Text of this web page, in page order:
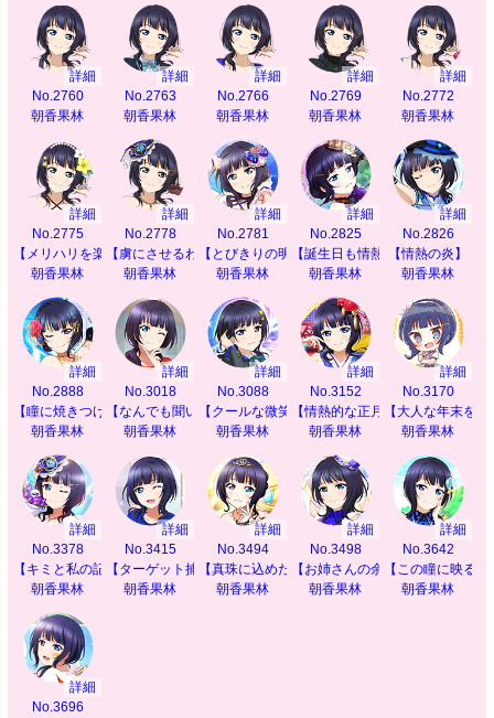
詳細
No.2760
朝香果林
詳細
No.2763
朝香果林
詳細
No.2766
朝香果林
詳細
No.2769
朝香果林
詳細
No.2772
朝香果林
詳細
No.2775
【メリハリを楽しんで】
朝香果林
詳細
No.2778
【虜にさせるわ】
朝香果林
詳細
No.2781
【とびきりの明日へ】
朝香果林
詳細
No.2825
【誕生日も情熱的に】
朝香果林
詳細
No.2826
【情熱の炎】
朝香果林
詳細
No.2888
【瞳に焼きつけて】
朝香果林
詳細
No.3018
【なんでも聞いて】
朝香果林
詳細
No.3088
【クールな微笑み】
朝香果林
詳細
No.3152
【情熱的な正月を】
朝香果林
詳細
No.3170
【大人な年末を】
朝香果林
詳細
No.3378
【キミと私の記録】
朝香果林
詳細
No.3415
【ターゲット捕捉！】
朝香果林
詳細
No.3494
【真珠に込めた願い】
朝香果林
詳細
No.3498
【お姉さんの余裕】
朝香果林
詳細
No.3642
【この瞳に映るも
朝香果林
詳細
No.3696